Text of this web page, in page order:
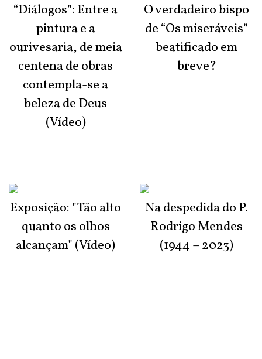
“Diálogos”: Entre a
pintura e a
ourivesaria, de meia
centena de obras
contempla-se a
beleza de Deus
(Vídeo)
Exposição: "Tão alto
quanto os olhos
alcançam" (Vídeo)
O verdadeiro bispo
de “Os miseráveis”
beatificado em
breve?
Na despedida do P.
Rodrigo Mendes
(1944 – 2023)